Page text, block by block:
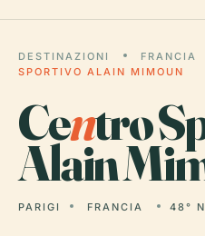
DESTINAZIONI FRANCIA
SPORTIVO ALAIN MIMOUN
Centro
Alain
PARIGI FRANCIA 48°